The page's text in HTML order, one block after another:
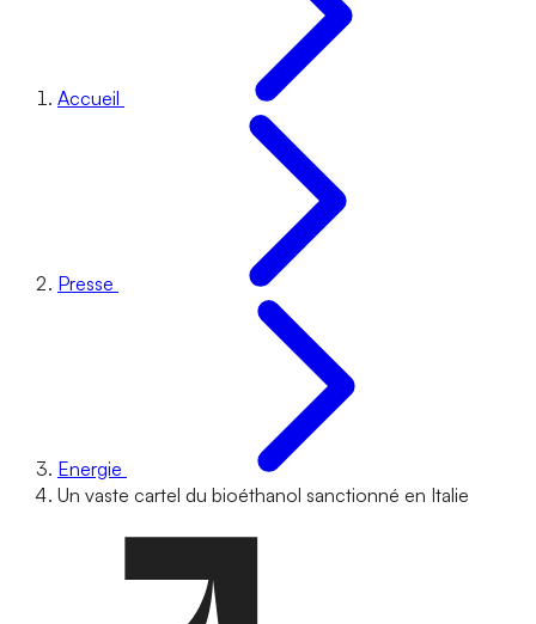
Accueil
Presse
Energie
Un vaste cartel du bioéthanol sanctionné en Italie